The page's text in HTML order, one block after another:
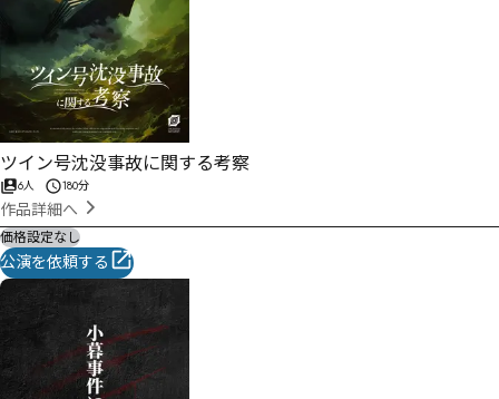
ツイン号沈没事故に関する考察
6人 180分
作品詳細へ
価格設定なし
公演を依頼する